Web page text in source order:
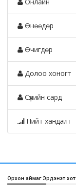
Өнөөдөр
Өчигдөр
Долоо хоногт
Сүүлийн сард
Нийт хандалт
Орхон аймаг Эрдэнэт хот